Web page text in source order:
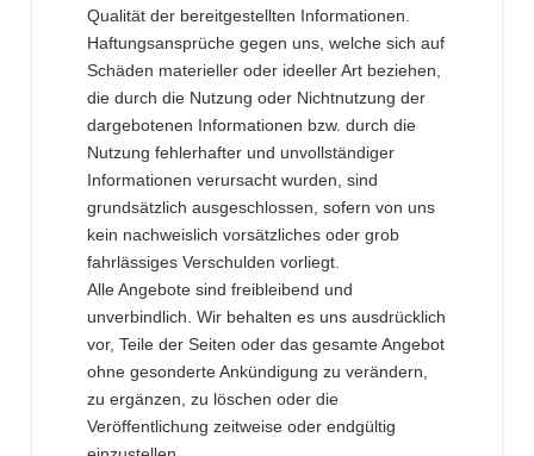
Qualität der bereitgestellten Informationen.
Haftungsansprüche gegen uns, welche sich auf
Schäden materieller oder ideeller Art beziehen,
die durch die Nutzung oder Nichtnutzung der
dargebotenen Informationen bzw. durch die
Nutzung fehlerhafter und unvollständiger
Informationen verursacht wurden, sind
grundsätzlich ausgeschlossen, sofern von uns
kein nachweislich vorsätzliches oder grob
fahrlässiges Verschulden vorliegt.
Alle Angebote sind freibleibend und
unverbindlich. Wir behalten es uns ausdrücklich
vor, Teile der Seiten oder das gesamte Angebot
ohne gesonderte Ankündigung zu verändern,
zu ergänzen, zu löschen oder die
Veröffentlichung zeitweise oder endgültig